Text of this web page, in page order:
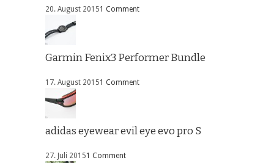
20. August 20151 Comment
Garmin Fenix3 Performer Bundle
17. August 20151 Comment
adidas eyewear evil eye evo pro S
27. Juli 20151 Comment